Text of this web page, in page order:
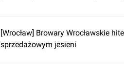
[Wrocław] Browary Wrocławskie
sprzedażowym jesieni